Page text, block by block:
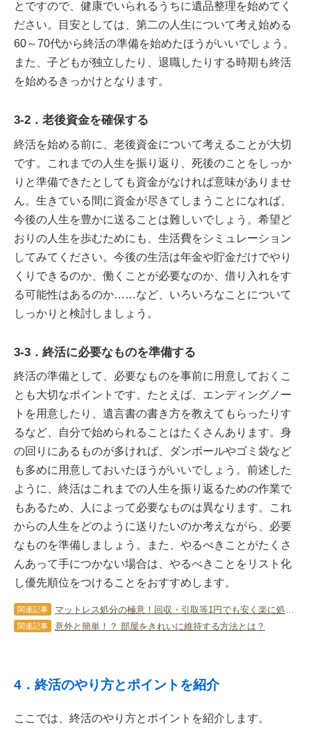
とですので、健康でいられるうちに遺品整理を始めてく
ださい。目安としては、第二の人生について考え始める
60～70代から終活の準備を始めたほうがいいでしょう。
また、子どもが独立したり、退職したりする時期も終活
を始めるきっかけとなります。
3-2．老後資金を確保する
終活を始める前に、老後資金について考えることが大切
です。これまでの人生を振り返り、死後のことをしっか
りと準備できたとしても資金がなければ意味がありませ
ん。生きている間に資金が尽きてしまうことになれば、
今後の人生を豊かに送ることは難しいでしょう。希望ど
おりの人生を歩むためにも、生活費をシミュレーション
してみてください。今後の生活は年金や貯金だけでやり
くりできるのか、働くことが必要なのか、借り入れをす
る可能性はあるのか……など、いろいろなことについて
しっかりと検討しましょう。
3-3．終活に必要なものを準備する
終活の準備として、必要なものを事前に用意しておくこ
とも大切なポイントです。たとえば、エンディングノー
トを用意したり、遺言書の書き方を教えてもらったりす
るなど、自分で始められることはたくさんあります。身
の回りにあるものが多ければ、ダンボールやゴミ袋など
も多めに用意しておいたほうがいいでしょう。前述した
ように、終活はこれまでの人生を振り返るための作業で
もあるため、人によって必要なものは異なります。これ
からの人生をどのように送りたいのか考えながら、必要
なものを準備しましょう。また、やるべきことがたくさ
んあって手につかない場合は、やるべきことをリスト化
し優先順位をつけることをおすすめします。
関連記事 マットレス処分の極意！回収・引取等1円でも安く楽に処分する方法
関連記事 意外と簡単！？ 部屋をきれいに維持する方法とは？
4．終活のやり方とポイントを紹介
ここでは、終活のやり方とポイントを紹介します。